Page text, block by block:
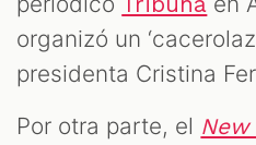
organizó un
presidenta Cristina
Por otra parte, el New